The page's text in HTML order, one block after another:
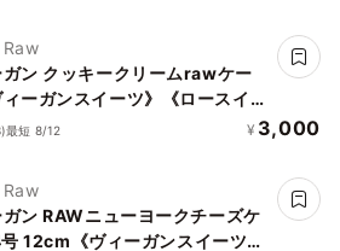
ガン クッキークリームrawケー
ーガンスイーツ》《ロースイー
最短 8/12 ¥ 3,000
ン RAWニューヨークチーズケ
12cm《ヴィーガンスイーツ・